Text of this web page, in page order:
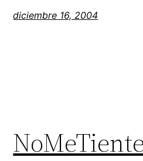
diciembre 16, 2004